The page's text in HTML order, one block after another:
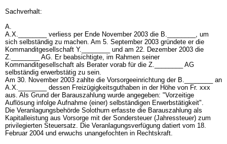
Sachverhalt:
A.
A.X.________ verliess per Ende November 2003 die B.________, um
sich selbständig zu machen. Am 5. September 2003 gründete er die
Kommanditgesellschaft Y.________ und am 22. Dezember 2003 die
Z.________ AG. Er beabsichtigte, im Rahmen seiner
Kommanditgesellschaft als Berater vorab für die Z.________ AG
selbständig erwerbstätig zu sein.
Am 30. November 2003 zahlte die Vorsorgeeinrichtung der B.________ an
A.X.________ dessen Freizügigkeitsguthaben in der Höhe von Fr. xxx
aus. Als Grund der Barauszahlung wurde angegeben: "Vorzeitige
Auflösung infolge Aufnahme (einer) selbständigen Erwerbstätigkeit".
Die Veranlagungsbehörde Solothurn erfasste die Barauszahlung als
Kapitalleistung aus Vorsorge mit der Sondersteuer (Jahressteuer) zum
privilegierten Steuersatz. Die Veranlagungsverfügung datiert vom 18.
Februar 2004 und erwuchs unangefochten in Rechtskraft.